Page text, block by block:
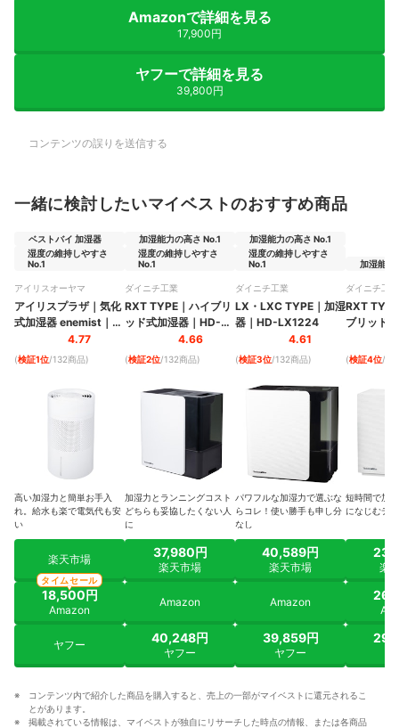
Amazonで詳細を見る
17,900円
ヤフーで詳細を見る
39,800円
コンテンツの誤りを送信する
一緒に検討したいマイベストのおすすめ商品
ベストバイ 加湿器
湿度の維持しやすさ
No.1
アイリスオーヤマ
アイリスプラザ｜ 気化
式加湿器 enemist ｜
AHM-MVU55A
4.77
(検証1位/132商品)
高い加湿力と簡単お手入
れ。給水も楽で電気代も安
い
楽天市場
18,500円
Amazon
タイムセール
ヤフー
加湿能力の高さ No.1
湿度の維持しやすさ
No.1
ダイニチ工業
RXT TYPE ｜ ハイブリ
ッド式加湿器 ｜ HD-
4.66
(検証2位/132商品)
加湿力とランニングコスト
どちらも妥協したくない人
に
37,980円
楽天市場
Amazon
40,248円
ヤフー
加湿能力の高さ No.1
湿度の維持しやすさ
No.1
ダイニチ工業
LX・LXC TYPE ｜ 加湿
器 ｜ HD-LX1224
4.61
(検証3位/132商品)
パワフルな加湿力で選ぶな
らコレ！使い勝手も申し分
なし
40,589円
楽天市場
Amazon
39,859円
ヤフー
加湿能力
ダイニチ工業
RXT TYPE
ブリッド
(検証4位/
短時間で加
になじむデ
楽
コンテンツ内で紹介した商品を購入すると、売上の一部がマイベストに還元されるこ
とがあります。
掲載されている情報は、マイベストが独自にリサーチした時点の情報、または各商品